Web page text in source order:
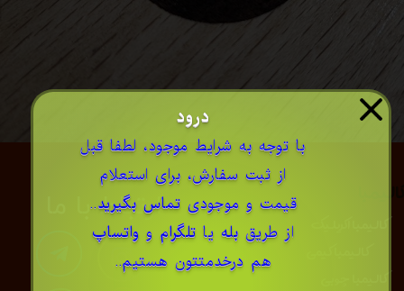
​​​ارتباط با ما
درود
​با توجه به شرایط موجود، لطفا قبل
از ثبت سفارش، برای استعلام
قیمت و موجودی تماس بگیرید..
از طریق بله یا تلگرام و واتساپ
هم درخدمتتون هستیم..